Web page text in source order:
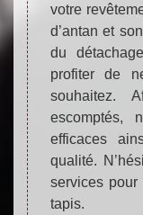
votre
d’antan et
du
profiter de
souhaitez.
escomptés,
efficaces
qualité.
services pour
tapis.